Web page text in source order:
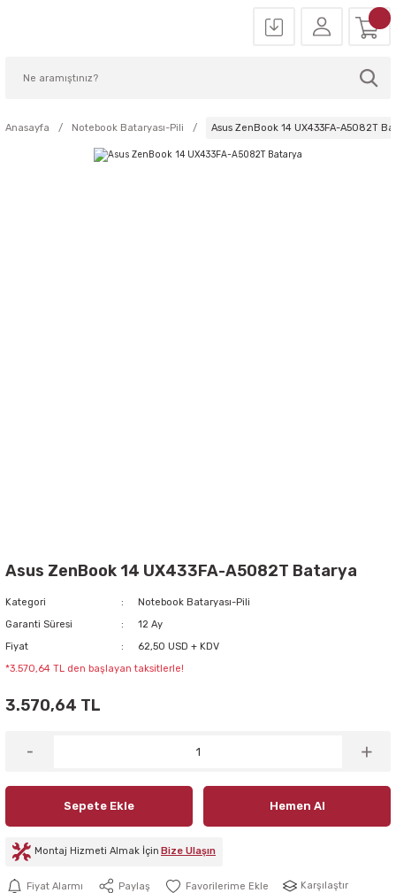
Anasayfa Notebook Bataryası-Pili Asus ZenBook 14 UX433FA-A5082T
Asus ZenBook 14 UX433FA-A5082T Batarya
Kategori
Notebook Bataryası-Pili
Garanti Süresi
12 Ay
Fiyat
62,50 USD + KDV
*3.570,64 TL den başlayan taksitlerle!
3.570,64 TL
Sepete Ekle Hemen Al
Montaj Hizmeti Almak İçin Bize Ulaşın
Fiyat Alarmı Paylaş Karşılaştır